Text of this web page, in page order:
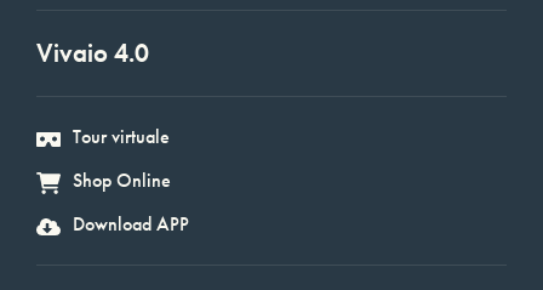
Vivaio 4.0
Tour virtuale
Shop Online
Download APP